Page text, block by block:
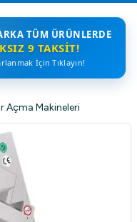
TÜM ÜRÜNLERDE
9 TAKSIT!
İçin Tıklayın!
Açma Makineleri